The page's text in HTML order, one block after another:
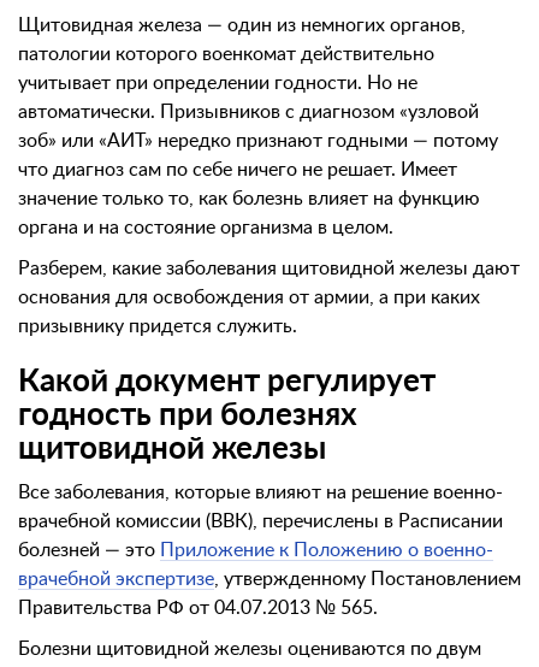
Щитовидная железа — один из немногих органов,
патологии которого военкомат действительно
учитывает при определении годности. Но не
автоматически. Призывников с диагнозом «узловой
зоб» или «АИТ» нередко признают годными — потому
что диагноз сам по себе ничего не решает. Имеет
значение только то, как болезнь влияет на функцию
органа и на состояние организма в целом.
Разберем, какие заболевания щитовидной железы дают
основания для освобождения от армии, а при каких
призывнику придется служить.
Какой документ регулирует
годность при болезнях
щитовидной железы
Все заболевания, которые влияют на решение военно-
врачебной комиссии (ВВК), перечислены в Расписании
болезней — это
Приложение к Положению о военно-
врачебной экспертизе, утвержденному Постановлением
Правительства РФ от 04.07.2013 № 565.
Болезни щитовидной железы оцениваются по двум